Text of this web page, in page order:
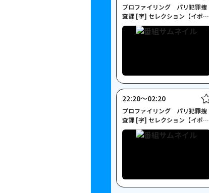
プロファイリング パリ犯罪捜
査課 [字] セレクション【イポリ
ットとジェシカ】
22:20〜02:20
プロファイリング パリ犯罪捜
査課 [字] セレクション【イポリ
ットとジェシカ】